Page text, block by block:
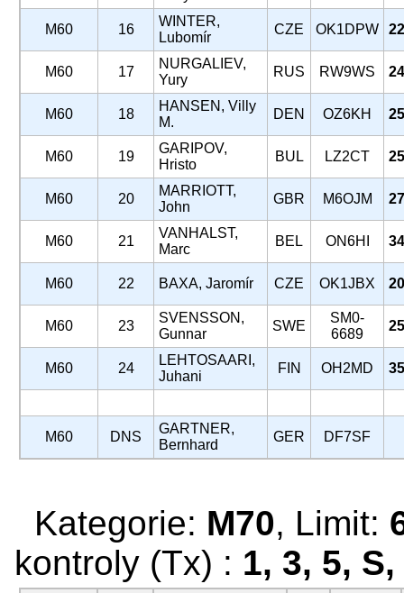
M60 16
WINTER,
Lubomír
CZE OK1DPW
M60 17
NURGALIEV,
Yury
RUS RW9WS
M60 18
HANSEN, Villy
M.
DEN OZ6KH
M60 19
GARIPOV,
Hristo
BUL LZ2CT
M60 20
MARRIOTT,
John
GBR M6OJM
M60 21
VANHALST,
Marc
BEL ON6HI
M60 22 BAXA, Jaromír CZE OK1JBX
M60 23
SVENSSON,
Gunnar
SWE
SM0-
6689
M60 24
LEHTOSAARI,
Juhani
FIN OH2MD
M60 DNS
GARTNER,
Bernhard
GER DF7SF
Kategorie: M70, Limit:
kontroly (Tx) : 1, 3, 5, S,